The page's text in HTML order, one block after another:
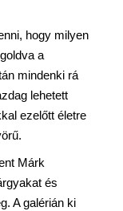
hogy milyen
a
mindenki rá
lehetett
ezelőtt életre
Márk
és
A galérián ki